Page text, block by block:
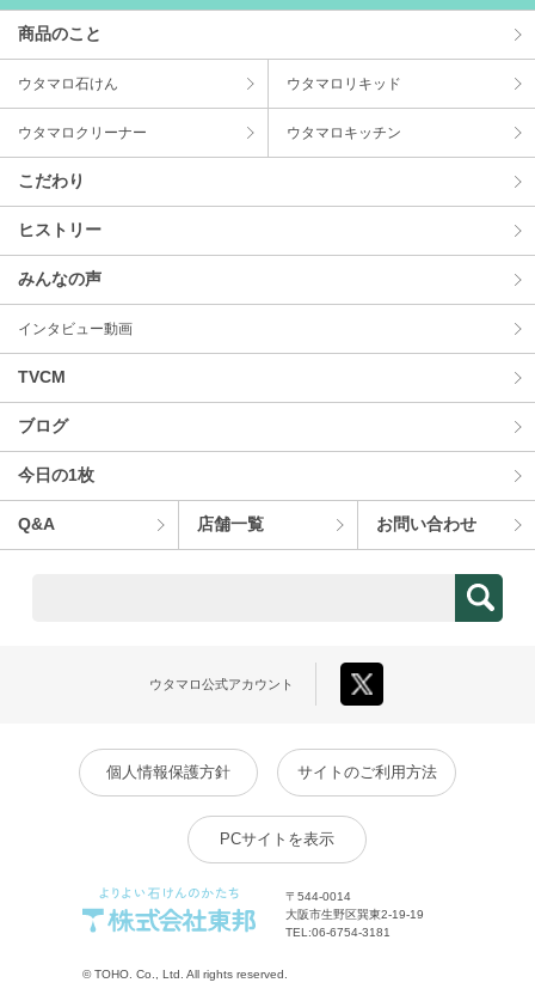
商品のこと
ウタマロ⽯けん ウタマロリキッド
ウタマロクリーナー ウタマロキッチン
こだわり
ヒストリー
みんなの声
インタビュー動画
TVCM
ブログ
今⽇の1枚
Q&A 店舗⼀覧 お問い合わせ
ウタマロ公式アカウント
個人情報保護方針 サイトのご利用方法
PCサイトを表示
〒544-0014
大阪市生野区巽東2-19-19
TEL:06-6754-3181
© TOHO. Co., Ltd. All rights reserved.